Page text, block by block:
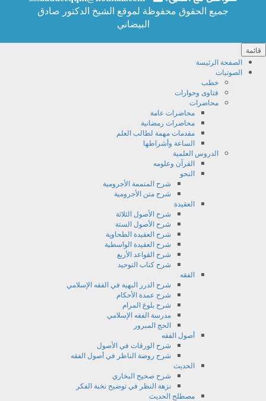
جميع الحقوق محفوظة لموقع الشيخ الدكتور صادق
البيضاني
قائمة
الصفحة الرئيسة
الصوتيات
خطب
فتاوى وحوارات
محاضرات
محاضرات عامة
محاضرات رمضانية
مقدمات مهمة لطالب العلم
الساعة وأشراطها
الدروس العلمية
القرآن وعلومه
النحو
شرح المتممة الأجرومية
شرح متن الأجرومية
العقيدة
شرح الأصول الثلاثة
شرح الأصول الستة
شرح العقيدة الطحاوية
شرح العقيدة الواسطية
شرح القواعد الأربع
شرح كتاب التوحيد
الفقه
شرح الدرر البهية في الفقه الإسلامي
شرح عمدة الأحكام
شرح بلوغ المرام
مدرسة الفقه الإسلامي
الحج المبرور
أصول الفقه
شرح الورقات في الأصول
شرح روضة الناظر في أصول الفقه
الحديث
شرح صحيح البخاري
نزهة النظر في توضيح نخبة الفكر
مصطلح الحديث